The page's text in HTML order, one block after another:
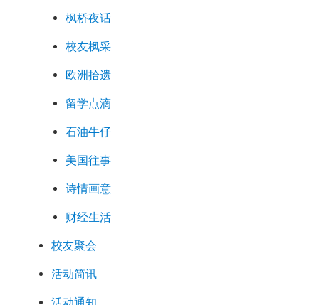
枫桥夜话
校友枫采
欧洲拾遗
留学点滴
石油牛仔
美国往事
诗情画意
财经生活
校友聚会
活动简讯